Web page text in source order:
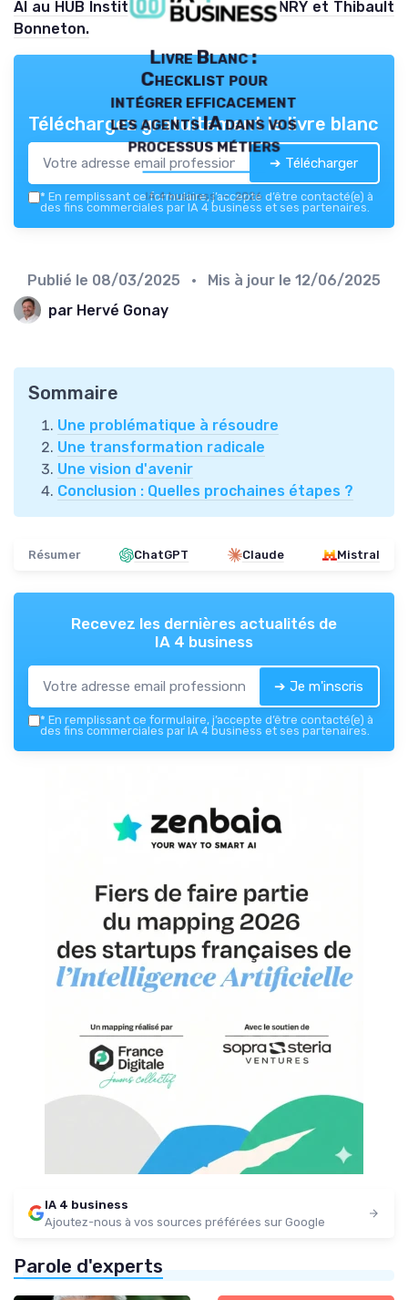
AI au HUB Institute, avec Fabrice HENRY et Thibault
Bonneton.
Livre Blanc :
Checklist pour
intégrer efficacement
les agents IA dans vos
processus métiers
IA 4 business — 2026
Téléchargez gratuitement le livre blanc
➔ Télécharger
* En remplissant ce formulaire, j’accepte d’être contacté(e) à
des fins commerciales par IA 4 business et ses partenaires.
Publié le 08/03/2025 • Mis à jour le 12/06/2025
par Hervé Gonay
Sommaire
Une problématique à résoudre
Une transformation radicale
Une vision d'avenir
Conclusion : Quelles prochaines étapes ?
Résumer ChatGPT Claude Mistral
Recevez les dernières actualités de
IA 4 business
➔ Je m'inscris
* En remplissant ce formulaire, j’accepte d’être contacté(e) à
des fins commerciales par IA 4 business et ses partenaires.
IA 4 business
Ajoutez-nous à vos sources préférées sur Google
Parole d'experts